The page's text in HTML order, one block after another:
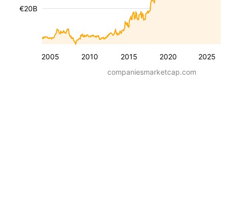
2005 2010 2015 2020 2025
€20B
companiesmarketcap.com